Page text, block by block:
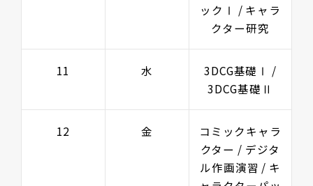
ックⅠ / キャラ
クター研究
11 水
3DCG基礎Ⅰ /
3DCG基礎Ⅱ
12 金
コミックキャラ
クター / デジタ
ル作画演習 / キ